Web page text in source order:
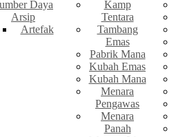
Daya
Arsip
Artefak
Kamp
Tentara
Tambang
Emas
Pabrik Mana
Kubah Emas
Kubah Mana
Menara
Pengawas
Menara
Panah